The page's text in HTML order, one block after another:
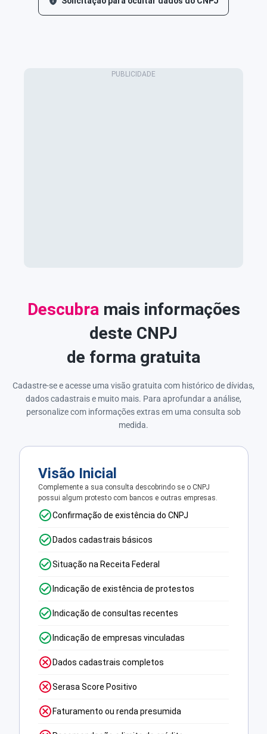
Descubra mais informações
deste CNPJ
de forma gratuita
Cadastre-se e acesse uma visão gratuita com histórico de dívidas,
dados cadastrais e muito mais. Para aprofundar a análise,
personalize com informações extras em uma consulta sob
medida.
Visão Inicial
Complemente a sua consulta descobrindo se o CNPJ
possui algum protesto com bancos e outras empresas.
Confirmação de existência do CNPJ
Dados cadastrais básicos
Situação na Receita Federal
Indicação de existência de protestos
Indicação de consultas recentes
Indicação de empresas vinculadas
Dados cadastrais completos
Serasa Score Positivo
Faturamento ou renda presumida